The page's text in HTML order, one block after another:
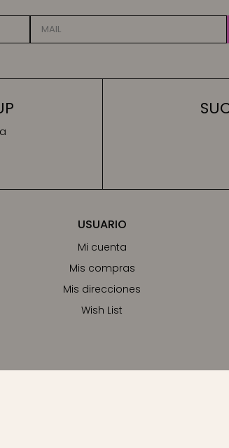
USUARIO
Mi cuenta
Mis compras
Mis direcciones
Wish List